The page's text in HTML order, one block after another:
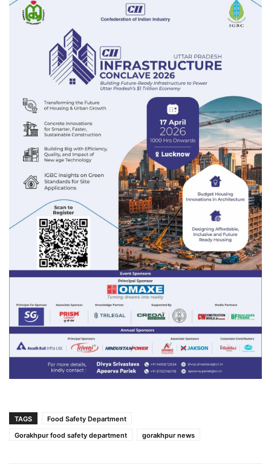
TAGS
Food Safety Department
Gorakhpur food safety department
gorakhpur news